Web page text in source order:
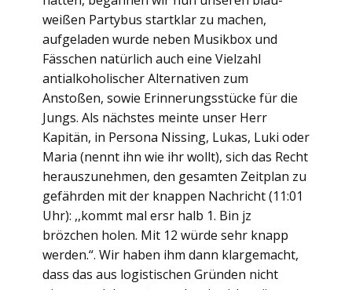
weißen Partybus startklar zu machen,
aufgeladen wurde neben Musikbox und
Fässchen natürlich auch eine Vielzahl
antialkoholischer Alternativen zum
Anstoßen, sowie Erinnerungsstücke für die
Jungs. Als nächstes meinte unser Herr
Kapitän, in Persona Nissing, Lukas, Luki oder
Maria (nennt ihn wie ihr wollt), sich das Recht
herauszunehmen, den gesamten Zeitplan zu
gefährden mit der knappen Nachricht (11:01
Uhr): ,,kommt mal ersr halb 1. Bin jz
brözchen holen. Mit 12 würde sehr knapp
werden.“. Wir haben ihm dann klargemacht,
dass das aus logistischen Gründen nicht